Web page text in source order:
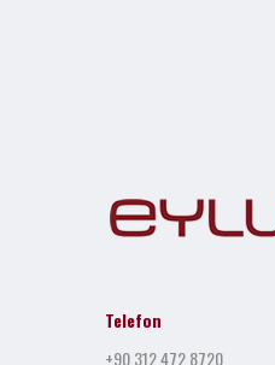
Telefon
+90 312 472 8720